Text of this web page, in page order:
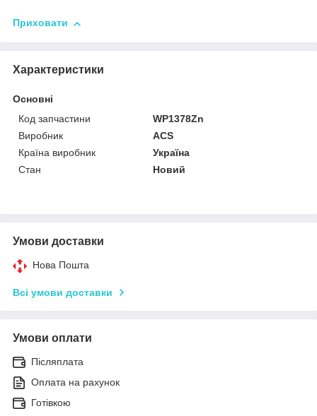
Приховати
Характеристики
Основні
Код запчастини
WP1378Zn
Виробник
ACS
Країна виробник
Україна
Стан
Новий
Умови доставки
Нова Пошта
Всі умови доставки
Умови оплати
Післяплата
Оплата на рахунок
Готівкою